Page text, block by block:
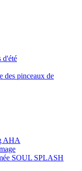
d'été
des pinceaux de
AHA
SOUL SPLASH